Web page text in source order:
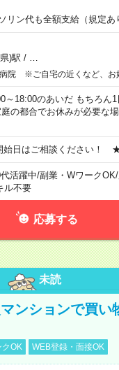
ン代も全額支給（規定
)駅 /
院 ※ご自宅の近くなど、お
18:00のあいだ もちろん
の都合でお休みが必要な
始日はご相談ください！
活躍中/副業・WワークOK/
ル不要
応募する
未読
ンションで買い
クOK WEB登録・面接OK